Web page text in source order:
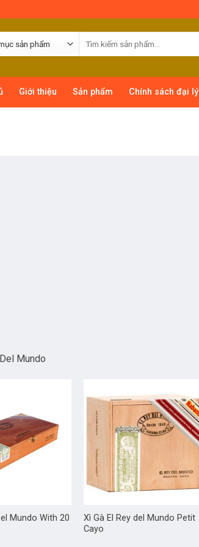
Giới thiệu Sản phẩm Chính sách đại lý
Mundo
Mundo With 20
Xì Gà El Rey del Mundo Petit
Cayo